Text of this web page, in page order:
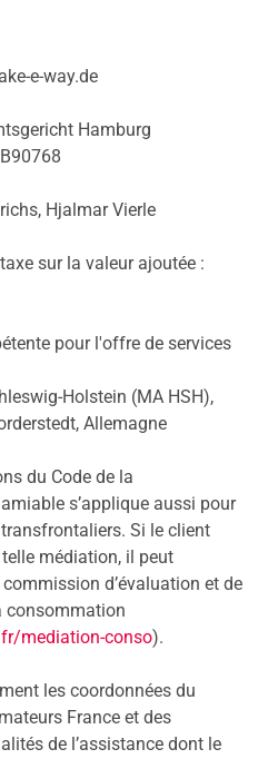
e-way.de
Hamburg
Hjalmar Vierle
sur la valeur ajoutée :
pour l'offre de services
Holstein (MA HSH),
Allemagne
du Code de la
s’applique aussi pour
Si le client
médiation, il peut
d’évaluation et de
consommation
mediation-conso).
les coordonnées du
France et des
de l’assistance dont le